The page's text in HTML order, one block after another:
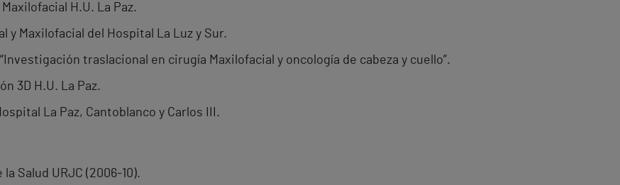
H.U. La Paz.
y Maxilofacial del Hospital La Luz y Sur.
traslacional en cirugía Maxilofacial y oncología de cabeza y cuello”.
3D H.U. La Paz.
La Paz, Cantoblanco y Carlos III.
Salud URJC (2006-10).